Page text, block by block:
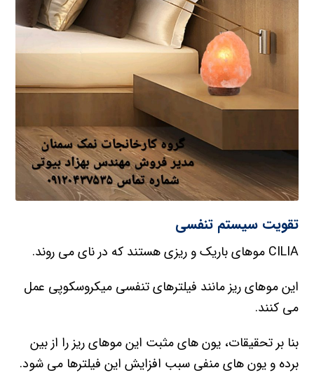
تقویت سیستم تنفسی
CILIA موهای باریک و ریزی هستند که در نای می روند.
این موهای ریز مانند فیلترهای تنفسی میکروسکوپی عمل
می کنند.
بنا بر تحقیقات، یون های مثبت این موهای ریز را از بین
برده و یون های منفی سبب افزایش این فیلترها می شود.